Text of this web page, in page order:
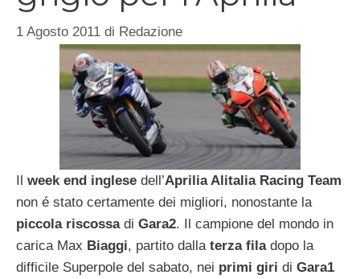
1 Agosto 2011 di Redazione
Il week end inglese dell’Aprilia Alitalia Racing Team
non é stato certamente dei migliori, nonostante la
piccola riscossadi Gara2. Il campione del mondo in
carica Max Biaggi, partito dalla terza filadopo la
difficile Superpole del sabato, nei primi giri di Gara1